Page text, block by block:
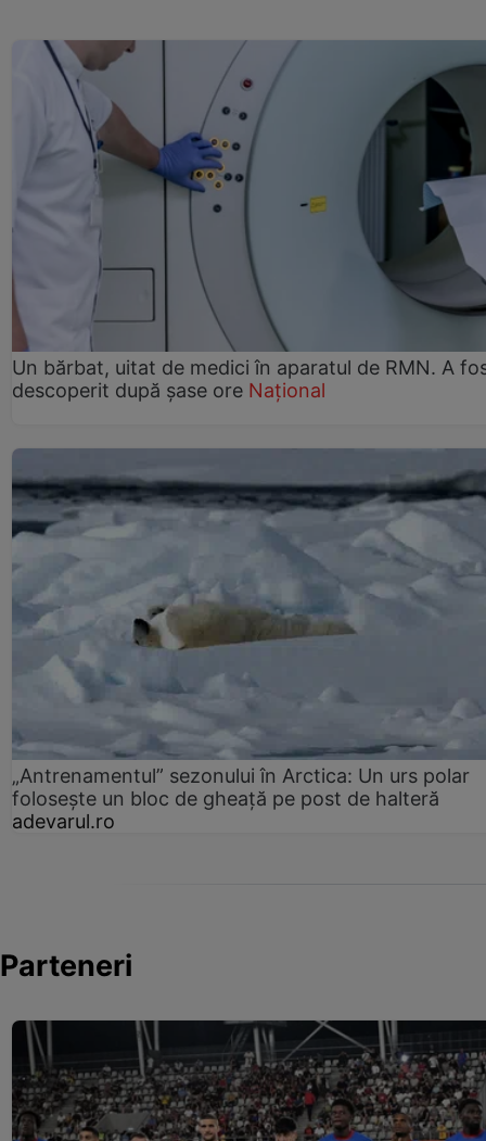
Un bărbat, uitat de medici în aparatul de RMN. A
descoperit după șase ore Național
„Antrenamentul” sezonului în Arctica: Un urs polar
folosește un bloc de gheață pe post de halteră
adevarul.ro
Parteneri